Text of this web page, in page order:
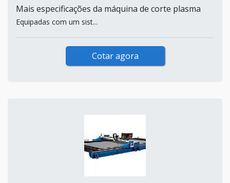
Mais especificações da máquina de corte plasma
Equipadas com um sist...
Cotar agora